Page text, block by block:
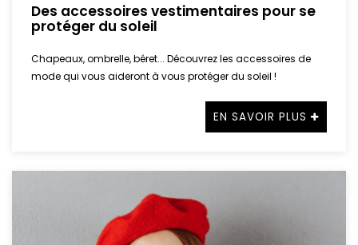
Des accessoires vestimentaires pour se
protéger du soleil
Chapeaux, ombrelle, béret... Découvrez les accessoires de
mode qui vous aideront à vous protéger du soleil !
EN SAVOIR PLUS